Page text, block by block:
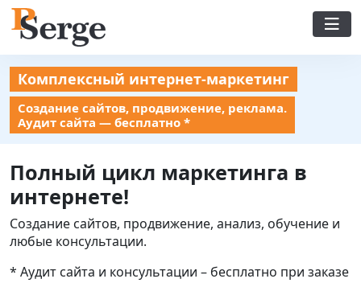
Комплексный интернет-маркетинг
Создание сайтов, продвижение, реклама.
Аудит сайта — бесплатно *
Полный цикл маркетинга в
интернете!
Создание сайтов, продвижение, анализ, обучение и
любые консультации.
* Аудит сайта и консультации – бесплатно при заказе